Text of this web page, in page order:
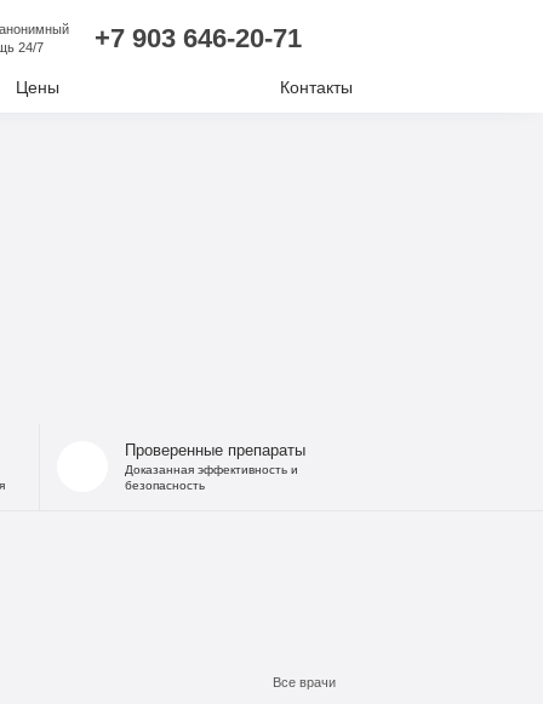
24/7
+7 903 646-20-71
Цены Контакты
Проверенные препараты
Доказанная эффективность и
безопасность
Все врачи